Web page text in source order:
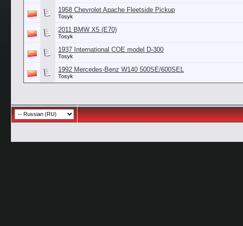
1958 Chevrolet Apache Fleetside Pickup
Tosyk
2011 BMW X5 (E70)
Tosyk
1937 International COE model D-300
Tosyk
1992 Mercedes-Benz W140 500SE/600SEL
Tosyk